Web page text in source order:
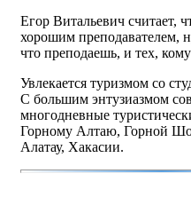
Егор Витальевич считает,
хорошим преподавателем,
что преподаешь, и тех,
Увлекается туризмом со
С большим энтузиазмом
многодневные
Горному Алтаю, Горной
Алатау, Хакасии.